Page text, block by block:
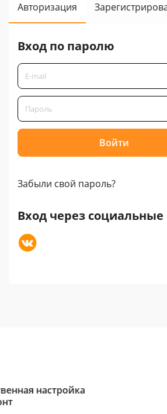
Авторизация
Вход по паролю
Забыли свой пароль?
Вход через социальные
Оплата при